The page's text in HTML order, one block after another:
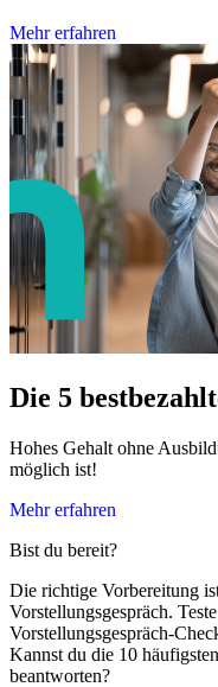
Mehr erfahren
Die 5
Hohes Gehalt ohne
möglich ist!
Mehr erfahren
Bist du bereit?
Die richtige Vorbereitung
Vorstellungsgespräch.
Vorstellungsgespräch-
Kannst du die 10
beantworten?